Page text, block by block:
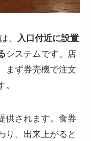
、
入口付近に設置
システムです。店
まず券売機で注文
供されます。食券
り、出来上がると